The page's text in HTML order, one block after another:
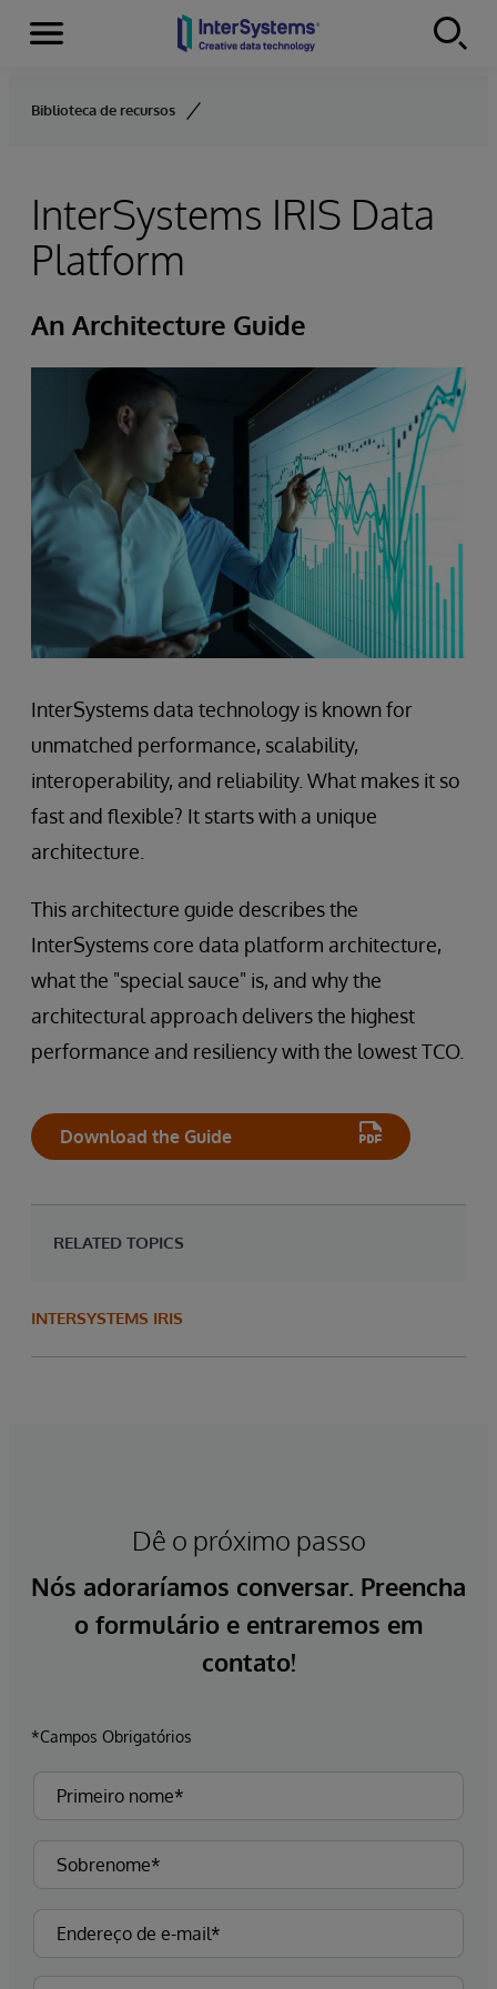
Skip to content
Menu
Biblioteca de recursos
InterSystems IRIS Data
Platform
An Architecture Guide
InterSystems data technology is known for
unmatched performance, scalability,
interoperability, and reliability. What makes it so
fast and flexible? It starts with a unique
architecture.
This architecture guide describes the
InterSystems core data platform architecture,
what the "special sauce" is, and why the
architectural approach delivers the highest
performance and resiliency with the lowest TCO.
Download the Guide
RELATED TOPICS
INTERSYSTEMS IRIS
Dê o próximo passo
Nós adoraríamos conversar. Preencha
o formulário e entraremos em
contato!
*Campos Obrigatórios